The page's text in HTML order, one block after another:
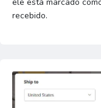
ele está marcado
recebido.